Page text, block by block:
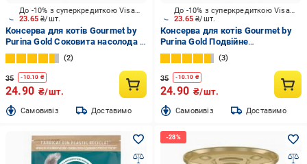
23.65₴/шт.
До -10% з суперкредиткою Visa Вигода
Консерва для котів Gourmet by
Purina Gold Соковита насолода з
лососем 85 г
2
35 -10.10 ₴
24.90 ₴/шт.
Cамовивіз Доставимо
23.65₴/шт.
До -10% з суперкредиткою Visa Вигода
Консерва для котів Gourmet by
Purina Gold Подвійне
задоволення з качкою та
індичкою 85 г
3
35 -10.10 ₴
24.90 ₴/шт.
Cамовивіз Доставимо